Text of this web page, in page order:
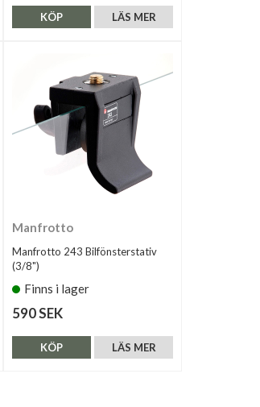
LÄS MER
KÖP
Manfrotto
Manfrotto 243 Bilfönsterstativ
(3/8")
Finns i lager
590 SEK
LÄS MER
KÖP